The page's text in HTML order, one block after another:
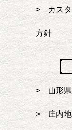
> カスタ
方針
> 山形県
> 庄内地